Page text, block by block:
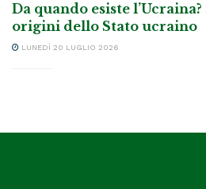
Da quando esiste
origini dello Stato ucraino
LUNEDÌ 20 LUGLIO 2026